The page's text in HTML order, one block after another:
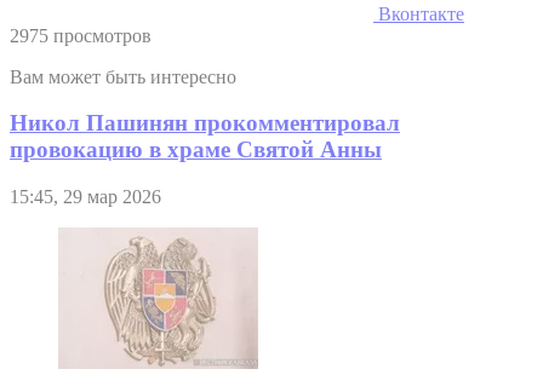
Вконтакте
2975 просмотров
Вам может быть интересно
Никол Пашинян прокомментировал
провокацию в храме Святой Анны
15:45, 29 мар 2026